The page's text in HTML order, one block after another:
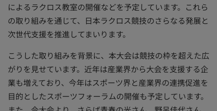
によるラクロス教室の開催などを予定しています。これら
の取り組みを通じて、日本ラクロス競技のさらなる発展と
次世代支援を推進してまいります。
こうした取り組みを背景に、本大会は競技の枠を超えた広
がりを見せています。近年は産業界から大会を支援する企
業も増えており、今年はスポーツ界と産業界の連携促進を
目的としたスポーツフォーラムの開催も予定しています。